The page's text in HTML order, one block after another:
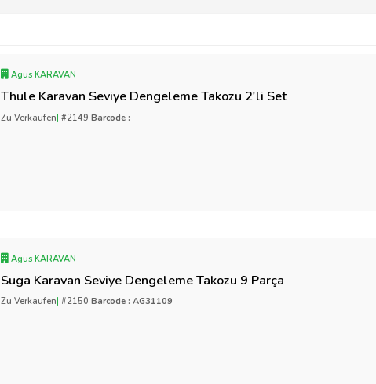
Agus KARAVAN
Thule Karavan Seviye Dengeleme Takozu 2'li Set
Zu Verkaufen| #2149Barcode :
Agus KARAVAN
Suga Karavan Seviye Dengeleme Takozu 9 Parça
Zu Verkaufen| #2150Barcode : AG31109